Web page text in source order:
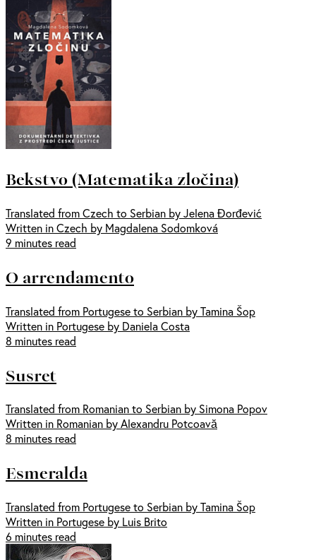
Bekstvo (Matematika zločina)
Translated from Czech to Serbian by Jelena Đorđević
Written in Czech by Magdalena Sodomková
9 minutes read
O arrendamento
Translated from Portugese to Serbian by Tamina Šop
Written in Portugese by Daniela Costa
8 minutes read
Susret
Translated from Romanian to Serbian by Simona Popov
Written in Romanian by Alexandru Potcoavă
8 minutes read
Esmeralda
Translated from Portugese to Serbian by Tamina Šop
Written in Portugese by Luis Brito
6 minutes read